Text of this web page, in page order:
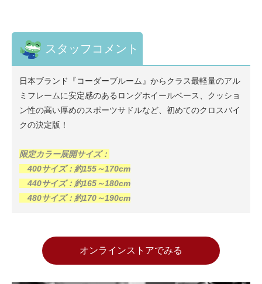
スタッフコメント
日本ブランド『コーダーブルーム』からクラス最軽量のアル
ミフレームに安定感のあるロングホイールベース、クッショ
ン性の高い厚めのスポーツサドルなど、初めてのクロスバイ
クの決定版！
限定カラー展開サイズ：
400サイズ：約155～170cm
440サイズ：約165～180cm
480サイズ：約170～190cm
オンラインストアでみる